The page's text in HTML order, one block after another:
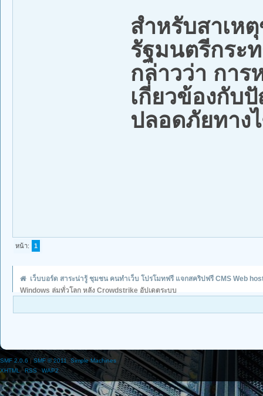
สำหรับสาเห
รัฐมนตรีกระ
กล่าวว่า การ
เกี่ยวข้องกับ
ปลอดภัยทาง
หน้า: 1
เว็บบอร์ด สาระน่ารู้ ชุมชน คนทำเว็บ โปรโมทฟรี แจกสคริปฟรี CMS Web
Windows ล่มทั่วโลก หลัง Crowdstrike อัปเดตระบบ
SMF 2.0.6 |SMF © 2011,Simple Machines
XHTML
RSS WAP2